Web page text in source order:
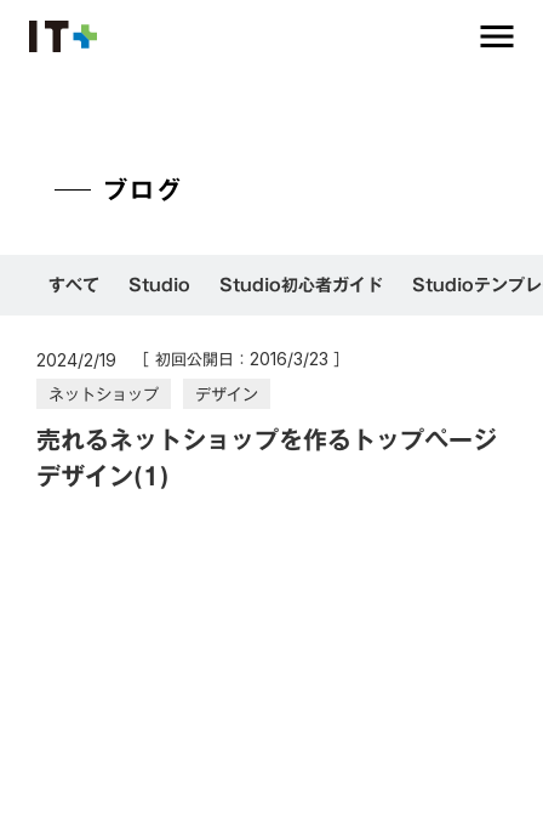
menu
ブログ
すべて Studio Studio初心者ガイド Studioテンプ
2024/2/19 ［ 初回公開日： 2016/3/23 ］
ネットショップ
デザイン
売れるネットショップを作るトップページ
デザイン(1)